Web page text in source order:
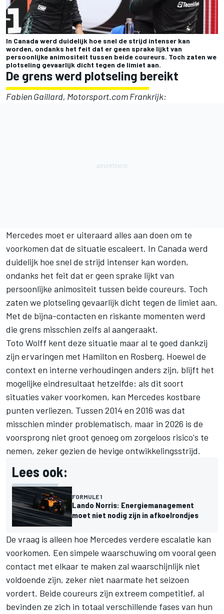
In Canada werd duidelijk hoe snel de strijd intenser kan
worden, ondanks het feit dat er geen sprake lijkt van
persoonlijke animositeit tussen beide coureurs. Toch zaten we
plotseling gevaarlijk dicht tegen de limiet aan.
De grens werd plotseling bereikt
Fabien Gaillard, Motorsport.com Frankrijk:
Mercedes moet er uiteraard alles aan doen om te
voorkomen dat de situatie escaleert. In Canada werd
duidelijk hoe snel de strijd intenser kan worden,
ondanks het feit dat er geen sprake lijkt van
persoonlijke animositeit tussen beide coureurs. Toch
zaten we plotseling gevaarlijk dicht tegen de limiet aan.
Met de bijna-contacten en riskante momenten werd
die grens misschien zelfs al aangeraakt.
Toto Wolff kent deze situatie maar al te goed dankzij
zijn ervaringen met Hamilton en Rosberg. Hoewel de
context en interne verhoudingen anders zijn, blijft het
mogelijke eindresultaat hetzelfde: als dit soort
situaties vaker voorkomen, kan Mercedes kostbare
punten verliezen. Tussen 2014 en 2016 was dat
misschien minder problematisch, maar in 2026 is de
voorsprong niet groot genoeg om zorgeloos risico's te
nemen, zeker gezien de hevige ontwikkelingsstrijd.
Lees ook:
FORMULE 1
Lando Norris: Energiemanagement
moet niet nodig zijn in afkoelrondjes
De vraag is alleen hoe Mercedes verdere escalatie kan
voorkomen. Een simpele waarschuwing om vooral geen
contact met elkaar te maken zal waarschijnlijk niet
voldoende zijn, zeker niet naarmate het seizoen
vordert. Beide coureurs zijn extreem competitief, al
bevinden ze zich in totaal verschillende fases van hun